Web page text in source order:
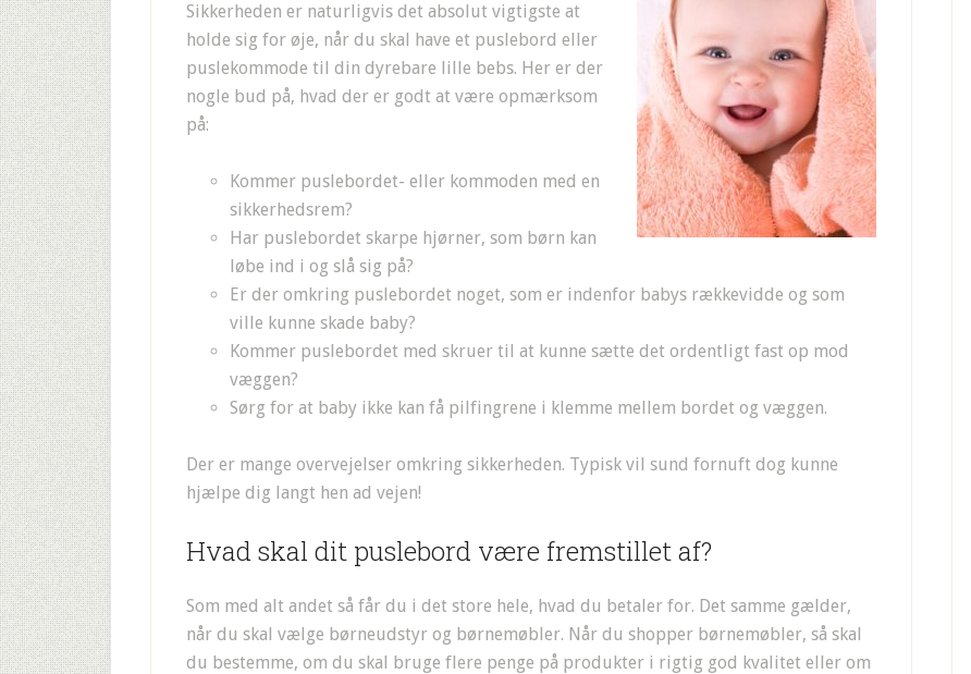
Sikkerheden er naturligvis det absolut vigtigste at
holde sig for øje, når du skal have et puslebord eller
puslekommode til din dyrebare lille bebs. Her er der
nogle bud på, hvad der er godt at være opmærksom
på:
Kommer puslebordet- eller kommoden med en
sikkerhedsrem?
Har puslebordet skarpe hjørner, som børn kan
løbe ind i og slå sig på?
Er der omkring puslebordet noget, som er indenfor babys rækkevidde og som
ville kunne skade baby?
Kommer puslebordet med skruer til at kunne sætte det ordentligt fast op mod
væggen?
Sørg for at baby ikke kan få pilfingrene i klemme mellem bordet og væggen.
Der er mange overvejelser omkring sikkerheden. Typisk vil sund fornuft dog kunne
hjælpe dig langt hen ad vejen!
Hvad skal dit puslebord være fremstillet af?
Som med alt andet så får du i det store hele, hvad du betaler for. Det samme gælder,
når du skal vælge børneudstyr og børnemøbler. Når du shopper børnemøbler, så skal
du bestemme, om du skal bruge flere penge på produkter i rigtig god kvalitet eller om